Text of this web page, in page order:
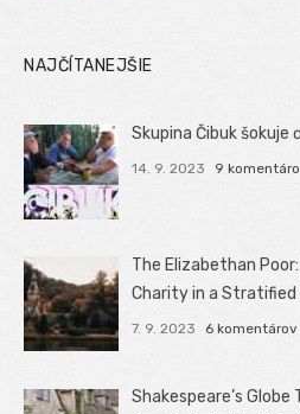
NAJČÍTANEJŠIE
Skupina Čibuk
14. 9. 2023 9
The Elizabethan
Charity in a
7. 9. 2023 6 komentárov
Shakespeare’s